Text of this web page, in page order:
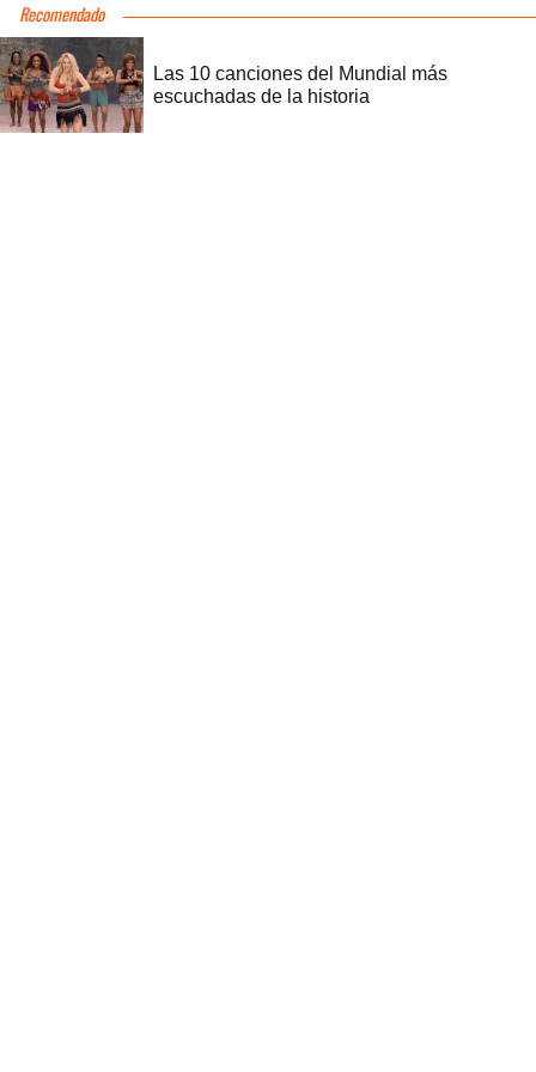
Recomendado
Las 10 canciones del Mundial más
escuchadas de la historia